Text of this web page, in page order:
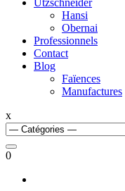
Hansi
Obernai
Professionnels
Contact
Blog
Faïences
Manufactures
x
0